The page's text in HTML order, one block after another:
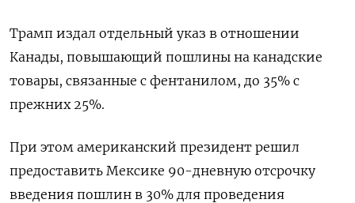
Трамп издал отдельный указ в отношении
Канады, повышающий пошлины на канадские
товары, связанные с фентанилом, до 35% с
прежних 25%.
При этом американский президент решил
предоставить Мексике 90-дневную отсрочку
введения пошлин в 30% для проведения